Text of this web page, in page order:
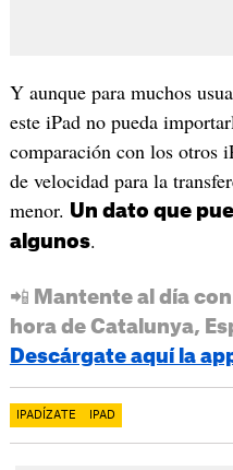
Y aunque para muchos
este iPad no pueda
comparación con los otros
de velocidad para la
menor. Un dato que
algunos.
📲 Mantente al día
hora de Catalunya,
Descárgate aquí la
IPADÍZATE IPAD